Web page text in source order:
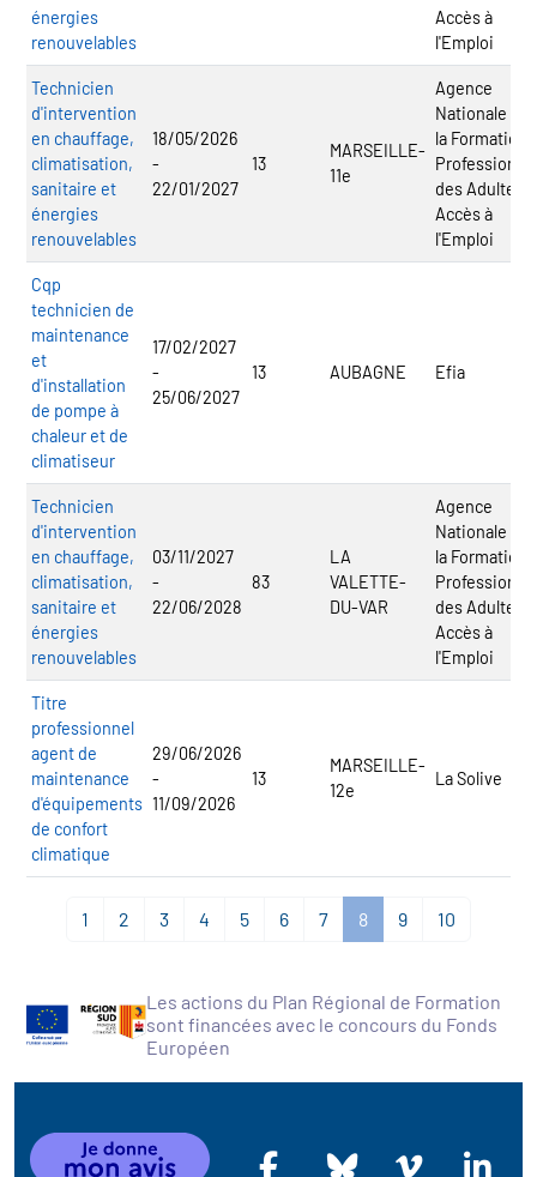
énergies
renouvelables
Accès à
l'Emploi
Technicien
d'intervention
en chauffage,
climatisation,
sanitaire et
énergies
renouvelables
18/05/2026
-
22/01/2027
13
MARSEILLE-
11e
Agence
Nationale
la Formation
des Adultes -
Accès à
l'Emploi
Cqp
technicien de
maintenance
et
d'installation
de pompe à
chaleur et de
climatiseur
17/02/2027
-
25/06/2027
13 AUBAGNE Efia
Technicien
d'intervention
en chauffage,
climatisation,
sanitaire et
énergies
renouvelables
03/11/2027
-
22/06/2028
83
LA
VALETTE-
DU-VAR
Agence
Nationale
la Formation
des Adultes -
Accès à
l'Emploi
Titre
professionnel
agent de
maintenance
d'équipements
de confort
climatique
29/06/2026
-
11/09/2026
13
MARSEILLE-
12e
La Solive
1 2 3 4 5 6 7 8 9 10
Les actions du Plan Régional de Formation
sont financées avec le concours du Fonds
Européen